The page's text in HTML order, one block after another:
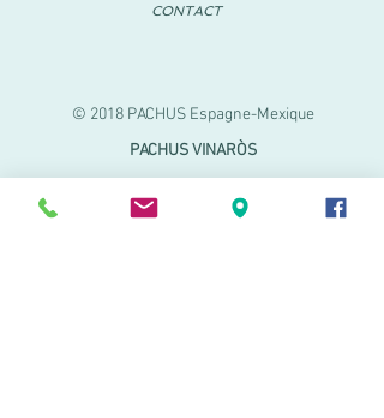
© 2018 PACHUS Espagne-Mexique
CONTACT
PACHUS VINARÒS
.
Calle Mayor 27-29